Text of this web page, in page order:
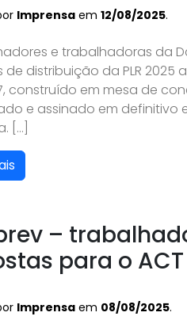
Imprensa em 12/08/2025.
e trabalhadoras da
distribuição da PLR 2025
construído em mesa de
e assinado em definitivo
[…]
–
para o ACT
Imprensa em 08/08/2025.